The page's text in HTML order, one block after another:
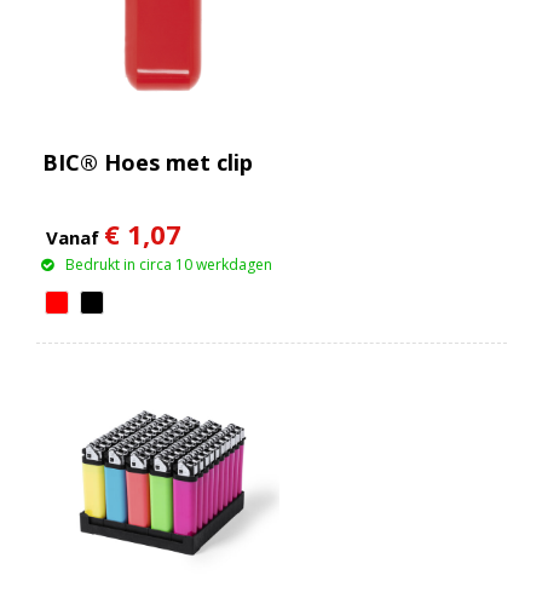
BIC® Hoes met clip
Vanaf € 1,07
Bedrukt in circa 10 werkdagen